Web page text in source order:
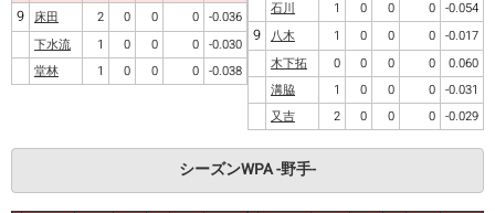
9 床田 2 0 0 0 -0.036
下水流
1 0 0 0 -0.030
堂林
1 0 0 0 -0.038
石川
1 0 0 0 -0.054
9 八木 1 0 0 0 -0.017
木下拓
0 0 0 0
0.060
溝脇
1 0 0 0 -0.031
又吉
2 0 0 0 -0.029
シーズンWPA -野手-